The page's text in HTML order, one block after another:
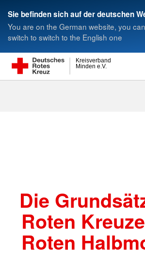
Sie befinden sich auf der deutschen
You are on the German website, you
switch to switch to the English one
Minden e.V.
Kreisverband
Die
Roten
Roten